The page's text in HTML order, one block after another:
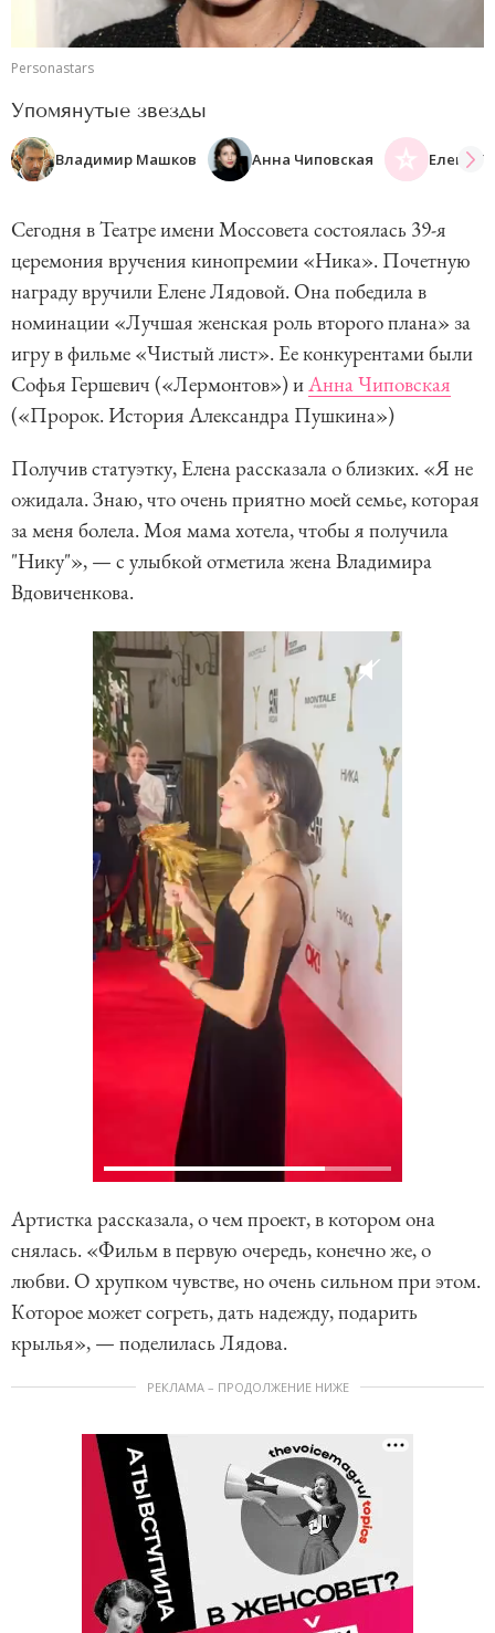
Personastars
Упомянутые звезды
Владимир Машков Анна Чиповская Елена
Сегодня в Театре имени Моссовета состоялась 39-я
церемония вручения кинопремии «Ника». Почетную
награду вручили Елене Лядовой. Она победила в
номинации «Лучшая женская роль второго плана» за
игру в фильме «Чистый лист». Ее конкурентами были
Софья Гершевич («Лермонтов») иАнна Чиповская
(«Пророк. История Александра Пушкина»)
Получив статуэтку, Елена рассказала о близких. «Я не
ожидала. Знаю, что очень приятно моей семье, которая
за меня болела. Моя мама хотела, чтобы я получила
"Нику"», — с улыбкой отметила жена Владимира
Вдовиченкова.
Артистка рассказала, о чем проект, в котором она
снялась. «Фильм в первую очередь, конечно же, о
любви. О хрупком чувстве, но очень сильном при этом.
Которое может согреть, дать надежду, подарить
крылья», — поделилась Лядова.
РЕКЛАМА – ПРОДОЛЖЕНИЕ НИЖЕ